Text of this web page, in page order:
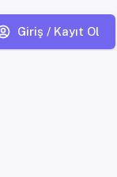
Giriş / Kayıt Ol